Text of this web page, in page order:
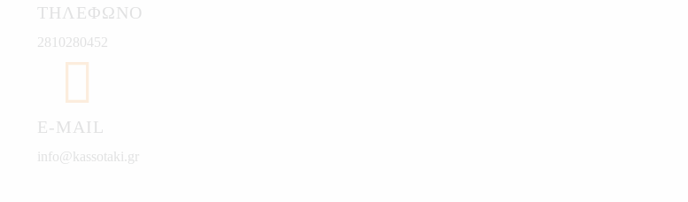
ΤΗΛΈΦΩΝΟ
2810280452
E-MAIL
info@kassotaki.gr